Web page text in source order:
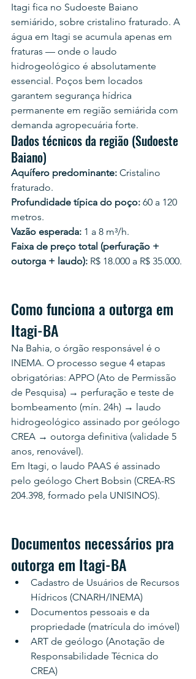
Itagi fica no Sudoeste Baiano
semiárido, sobre cristalino fraturado. A
água em Itagi se acumula apenas em
fraturas — onde o laudo
hidrogeológico é absolutamente
essencial. Poços bem locados
garantem segurança hídrica
permanente em região semiárida com
demanda agropecuária forte.
Dados técnicos da região (Sudoeste
Baiano)
Aquífero predominante: Cristalino
fraturado.
Profundidade típica do poço: 60 a 120
metros.
Vazão esperada: 1 a 8 m³/h.
Faixa de preço total (perfuração +
outorga + laudo): R$ 18.000 a R$ 35.000.
Como funciona a outorga em
Itagi-BA
Na Bahia, o órgão responsável é o
INEMA. O processo segue 4 etapas
obrigatórias: APPO (Ato de Permissão
de Pesquisa) → perfuração e teste de
bombeamento (mín. 24h) → laudo
hidrogeológico assinado por geólogo
CREA → outorga definitiva (validade 5
anos, renovável).
Em Itagi, o laudo PAAS é assinado
pelo geólogo Chert Bobsin (CREA-RS
204.398, formado pela UNISINOS).
Documentos necessários pra
outorga em Itagi-BA
Cadastro de Usuários de Recursos
Hídricos (CNARH/INEMA)
Documentos pessoais e da
propriedade (matrícula do imóvel)
ART de geólogo (Anotação de
Responsabilidade Técnica do
CREA)